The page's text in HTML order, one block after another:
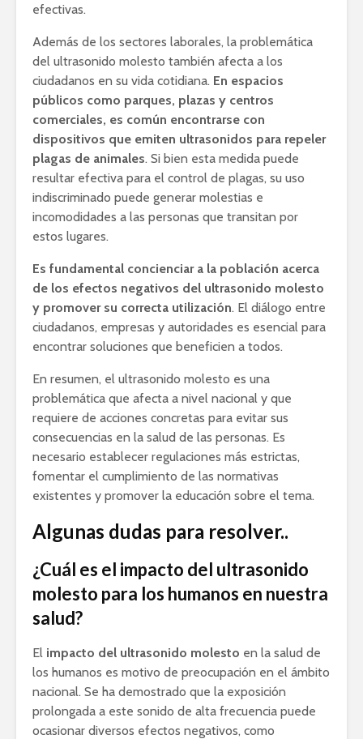
efectivas.
Además de los sectores laborales, la problemática
del ultrasonido molesto también afecta a los
ciudadanos en su vida cotidiana. En espacios
públicos como parques, plazas y centros
comerciales, es común encontrarse con
dispositivos que emiten ultrasonidos para repeler
plagas de animales. Si bien esta medida puede
resultar efectiva para el control de plagas, su uso
indiscriminado puede generar molestias e
incomodidades a las personas que transitan por
estos lugares.
Es fundamental concienciar a la población acerca
de los efectos negativos del ultrasonido molesto
y promover su correcta utilización. El diálogo entre
ciudadanos, empresas y autoridades es esencial para
encontrar soluciones que beneficien a todos.
En resumen, el ultrasonido molesto es una
problemática que afecta a nivel nacional y que
requiere de acciones concretas para evitar sus
consecuencias en la salud de las personas. Es
necesario establecer regulaciones más estrictas,
fomentar el cumplimiento de las normativas
existentes y promover la educación sobre el tema.
Algunas dudas para resolver..
¿Cuál es el impacto del ultrasonido
molesto para los humanos en nuestra
salud?
El impacto del ultrasonido molesto en la salud de
los humanos es motivo de preocupación en el ámbito
nacional. Se ha demostrado que la exposición
prolongada a este sonido de alta frecuencia puede
ocasionar diversos efectos negativos, como